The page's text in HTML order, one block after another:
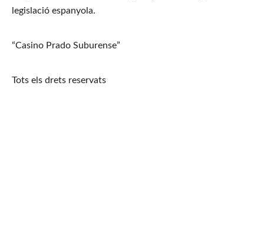
legislació espanyola.
“Casino Prado Suburense”
Tots els drets reservats